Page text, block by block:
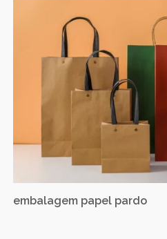
embalagem papel pardo